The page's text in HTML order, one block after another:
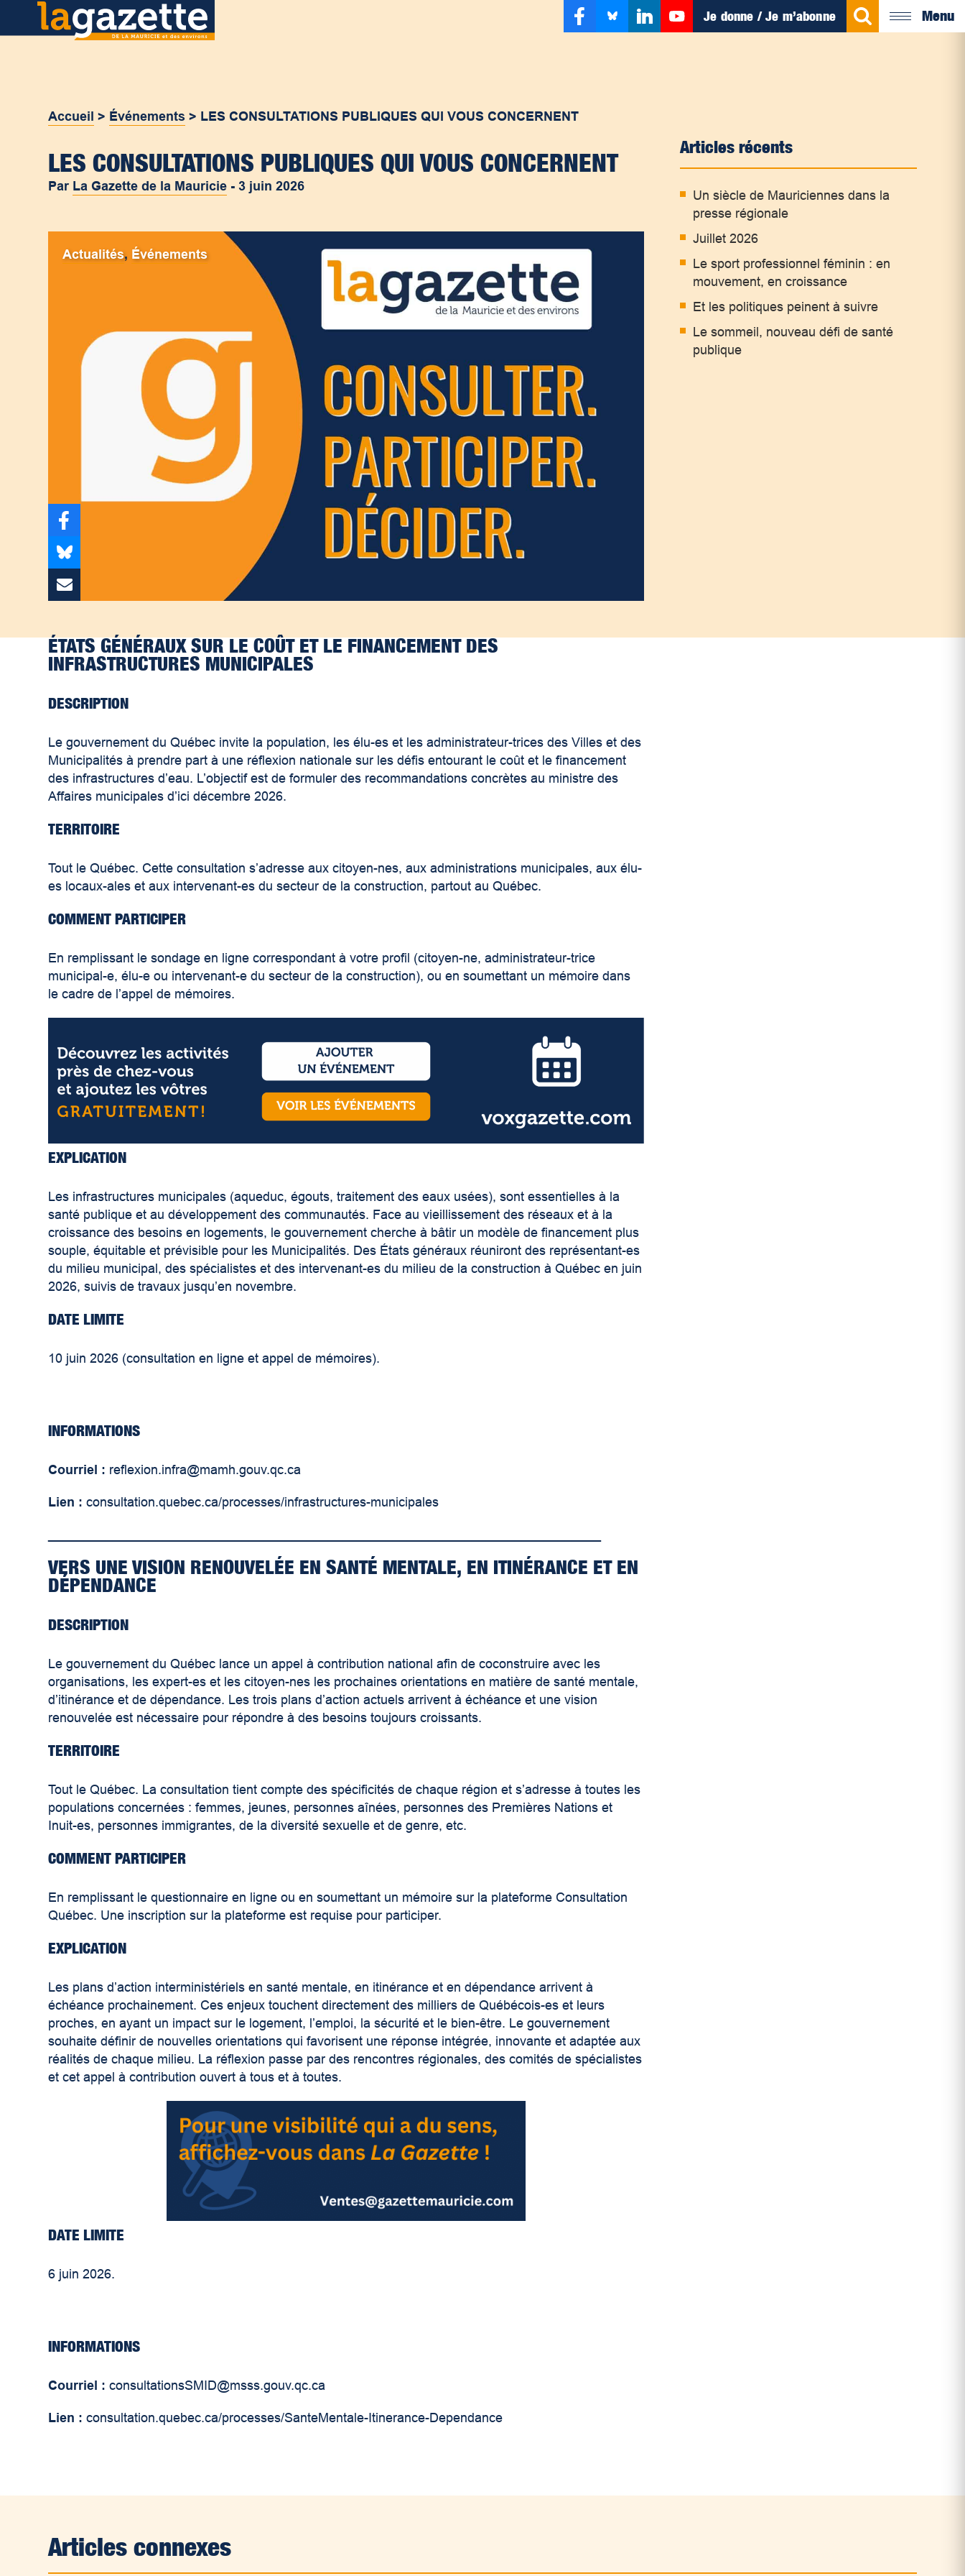
Je donne / Je m’abonne Menu
Accueil > Événements > LES CONSULTATIONS PUBLIQUES QUI VOUS CONCERNENT
LES CONSULTATIONS PUBLIQUES QUI VOUS CONCERNENT
Par La Gazette de la Mauricie -3 juin 2026
Actualités, Événements
ÉTATS GÉNÉRAUX SUR LE COÛT ET LE FINANCEMENT DES
INFRASTRUCTURES MUNICIPALES
DESCRIPTION
Le gouvernement du Québec invite la population, les élu-es et les administrateur-trices des Villes et des
Municipalités à prendre part à une réflexion nationale sur les défis entourant le coût et le financement
des infrastructures d’eau. L’objectif est de formuler des recommandations concrètes au ministre des
Affaires municipales d’ici décembre 2026.
TERRITOIRE
Tout le Québec. Cette consultation s’adresse aux citoyen-nes, aux administrations municipales, aux élu-
es locaux-ales et aux intervenant-es du secteur de la construction, partout au Québec.
COMMENT PARTICIPER
En remplissant le sondage en ligne correspondant à votre profil (citoyen-ne, administrateur-trice
municipal-e, élu-e ou intervenant-e du secteur de la construction), ou en soumettant un mémoire dans
le cadre de l’appel de mémoires.
EXPLICATION
Les infrastructures municipales (aqueduc, égouts, traitement des eaux usées), sont essentielles à la
santé publique et au développement des communautés. Face au vieillissement des réseaux et à la
croissance des besoins en logements, le gouvernement cherche à bâtir un modèle de financement plus
souple, équitable et prévisible pour les Municipalités. Des États généraux réuniront des représentant-es
du milieu municipal, des spécialistes et des intervenant-es du milieu de la construction à Québec en juin
2026, suivis de travaux jusqu’en novembre.
DATE LIMITE
10 juin 2026 (consultation en ligne et appel de mémoires).
INFORMATIONS
Courriel : reflexion.infra@mamh.gouv.qc.ca
Lien :consultation.quebec.ca/processes/infrastructures-municipales
VERS UNE VISION RENOUVELÉE EN SANTÉ MENTALE, EN ITINÉRANCE ET EN
DÉPENDANCE
DESCRIPTION
Le gouvernement du Québec lance un appel à contribution national afin de coconstruire avec les
organisations, les expert-es et les citoyen-nes les prochaines orientations en matière de santé mentale,
d’itinérance et de dépendance. Les trois plans d’action actuels arrivent à échéance et une vision
renouvelée est nécessaire pour répondre à des besoins toujours croissants.
TERRITOIRE
Tout le Québec. La consultation tient compte des spécificités de chaque région et s’adresse à toutes les
populations concernées : femmes, jeunes, personnes aînées, personnes des Premières Nations et
Inuit-es, personnes immigrantes, de la diversité sexuelle et de genre, etc.
COMMENT PARTICIPER
En remplissant le questionnaire en ligne ou en soumettant un mémoire sur la plateforme Consultation
Québec. Une inscription sur la plateforme est requise pour participer.
EXPLICATION
Les plans d’action interministériels en santé mentale, en itinérance et en dépendance arrivent à
échéance prochainement. Ces enjeux touchent directement des milliers de Québécois-es et leurs
proches, en ayant un impact sur le logement, l’emploi, la sécurité et le bien-être. Le gouvernement
souhaite définir de nouvelles orientations qui favorisent une réponse intégrée, innovante et adaptée aux
réalités de chaque milieu. La réflexion passe par des rencontres régionales, des comités de spécialistes
et cet appel à contribution ouvert à tous et à toutes.
DATE LIMITE
6 juin 2026.
INFORMATIONS
Courriel :consultationsSMID@msss.gouv.qc.ca
Lien :consultation.quebec.ca/processes/SanteMentale-Itinerance-Dependance
Articles récents
Un siècle de Mauriciennes dans la
presse régionale
Juillet 2026
Le sport professionnel féminin : en
mouvement, en croissance
Et les politiques peinent à suivre
Le sommeil, nouveau défi de santé
publique
Articles connexes